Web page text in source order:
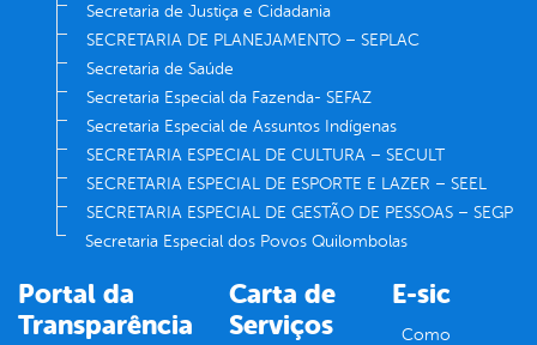
Secretaria de Justiça e Cidadania
SECRETARIA DE PLANEJAMENTO – SEPLAC
Secretaria de Saúde
Secretaria Especial da Fazenda- SEFAZ
Secretaria Especial de Assuntos Indígenas
SECRETARIA ESPECIAL DE CULTURA – SECULT
SECRETARIA ESPECIAL DE ESPORTE E LAZER – SEEL
SECRETARIA ESPECIAL DE GESTÃO DE PESSOAS – SEGP
Secretaria Especial dos Povos Quilombolas
Portal da
Transparência
Carta de
Serviços
E-sic
Como